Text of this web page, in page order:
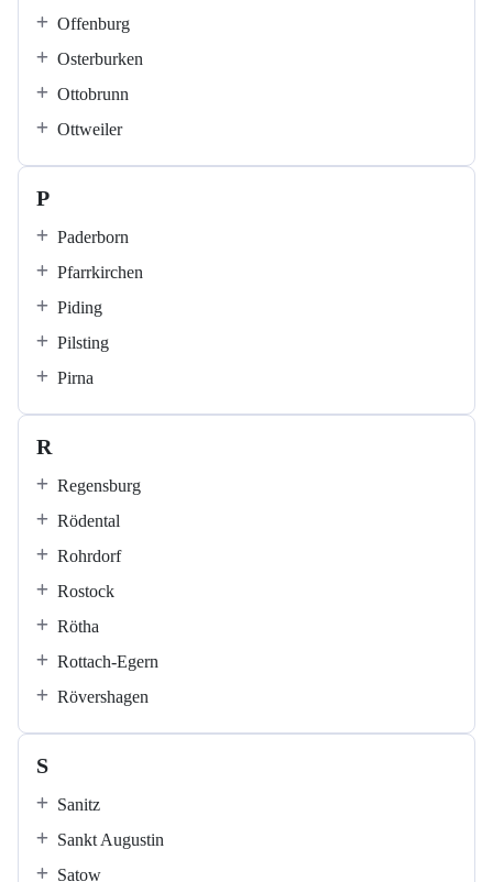
Offenburg
Osterburken
Ottobrunn
Ottweiler
P
Paderborn
Pfarrkirchen
Piding
Pilsting
Pirna
R
Regensburg
Rödental
Rohrdorf
Rostock
Rötha
Rottach-Egern
Rövershagen
S
Sanitz
Sankt Augustin
Satow